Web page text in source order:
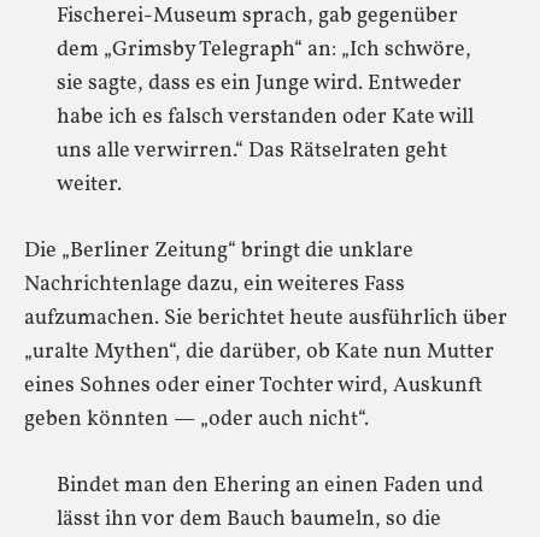
Fischerei-Museum sprach, gab gegenüber
dem „Grimsby Telegraph“ an: „Ich schwöre,
sie sagte, dass es ein Junge wird. Entweder
habe ich es falsch verstanden oder Kate will
uns alle verwirren.“ Das Rätselraten geht
weiter.
Die „Berliner Zeitung“ bringt die unklare
Nachrichtenlage dazu, ein weiteres Fass
aufzumachen. Sie berichtet heute ausführlich über
„uralte Mythen“, die darüber, ob Kate nun Mutter
eines Sohnes oder einer Tochter wird, Auskunft
geben könnten — „oder auch nicht“.
Bindet man den Ehering an einen Faden und
lässt ihn vor dem Bauch baumeln, so die